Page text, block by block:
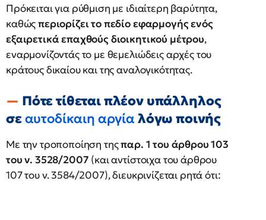
Πρόκειται για ρύθμιση με ιδιαίτερη βαρύτητα,
καθώςπεριορίζει το πεδίο εφαρμογής ενός
εξαιρετικά επαχθούς διοικητικού μέτρου,
εναρμονίζοντάς το με θεμελιώδεις αρχές του
κράτους δικαίου και της αναλογικότητας.
Πότε τίθεται πλέον υπάλληλος
σεαυτοδίκαιη αργίαλόγω ποινής
Με την τροποποίηση τηςπαρ. 1 του άρθρου 103
του ν. 3528/2007 (και αντίστοιχα του άρθρου
107 του ν. 3584/2007), διευκρινίζεται ρητά ότι: